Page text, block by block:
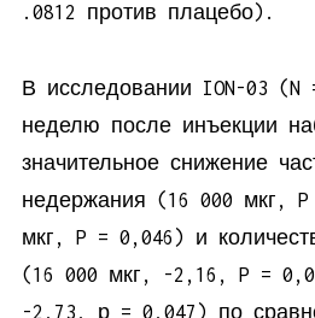
.0812 против плацебо).
В исследовании ION-03 (N
неделю после инъекции
значительное снижение
недержания (16 000 мкг,
мкг, P = 0,046) и
(16 000 мкг, -2,16, P =
-2,73, р = 0,047) по